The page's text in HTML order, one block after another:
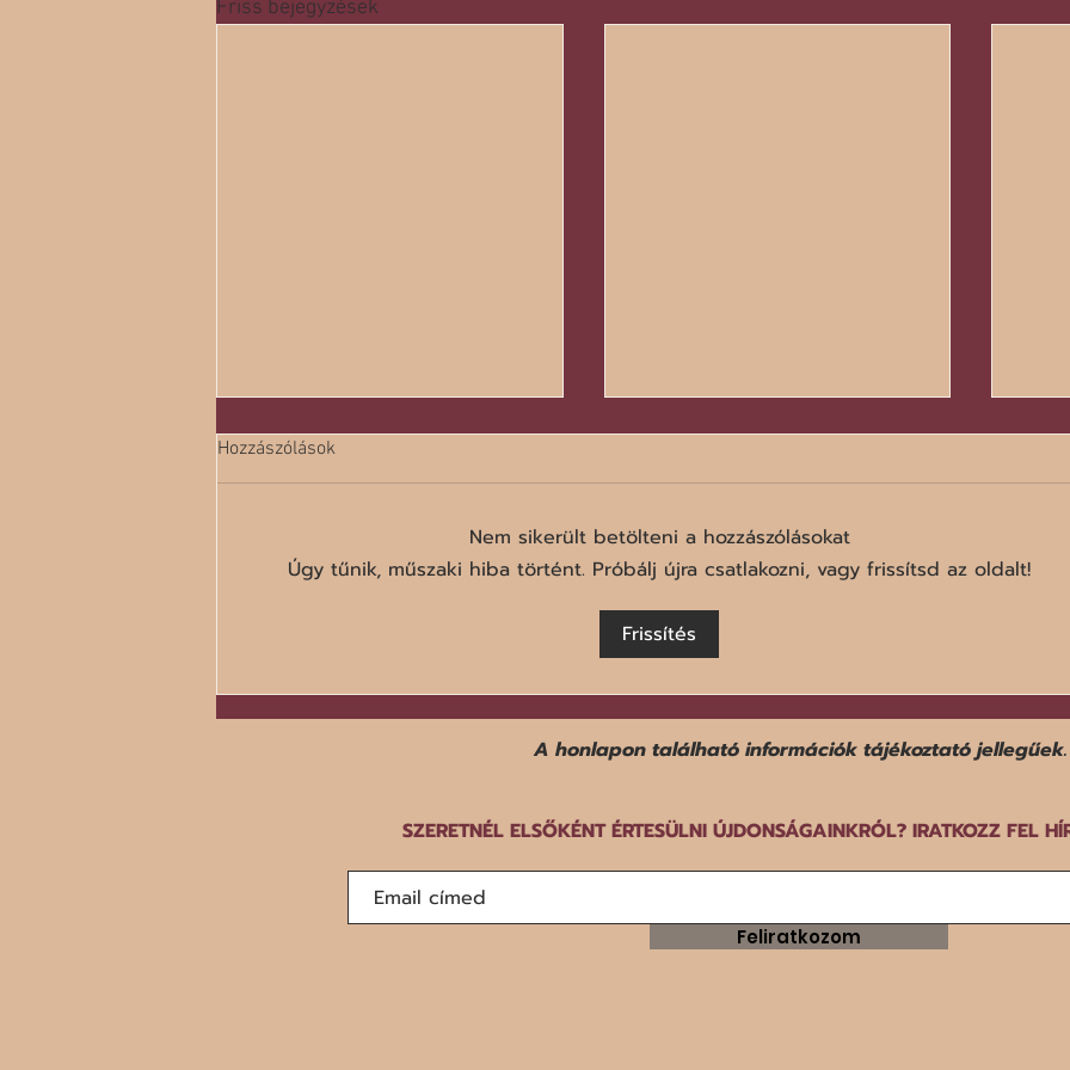
Friss bejegyzések
Befejezte középdöntős
szereplését a norvég férfi
Hozzászólások
Nem sikerült betölteni a hozzászólásokat
Úgy tűnik, műszaki hiba történt. Próbálj újra csatlakozni, vagy frissítsd az oldalt!
Frissítés
A honlapon található információk tájékoztató jellegűek.
SZERETNÉL ELSŐKÉNT ÉRTESÜLNI ÚJDONSÁGAINKRÓL? IRATKOZZ FEL
Feliratkozom